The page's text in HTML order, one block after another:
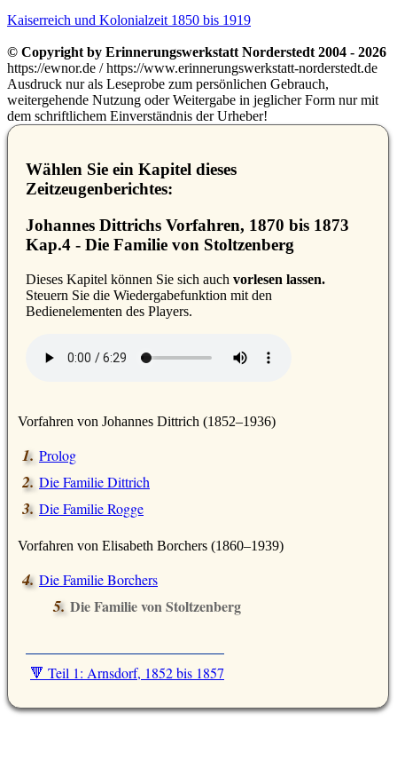
Kaiserreich und Kolonialzeit 1850 bis 1919
© Copyright by Erinnerungswerkstatt Norderstedt 2004 - 2026
https://ewnor.de / https://www.erinnerungswerkstatt-norderstedt.de
Ausdruck nur als Leseprobe zum persönlichen Gebrauch,
weitergehende Nutzung oder Weitergabe in jeglicher Form nur mit
dem schriftlichem Einverständnis der Urheber!
Wählen Sie ein Kapitel dieses
Zeitzeugenberichtes:
Johannes Dittrichs Vorfahren, 1870 bis 1873
Kap.4 - Die Familie von Stoltzenberg
Dieses Kapitel können Sie sich auch vorlesen lassen.
Steuern Sie die Wiedergabefunktion mit den
Bedienelementen des Players.
Vorfahren von Johannes Dittrich (1852–1936)
Prolog
Die Familie Dittrich
Die Familie Rogge
Vorfahren von Elisabeth Borchers (1860–1939)
Die Familie Borchers
Die Familie von Stoltzenberg
🔻 Teil 1: Arnsdorf, 1852 bis 1857